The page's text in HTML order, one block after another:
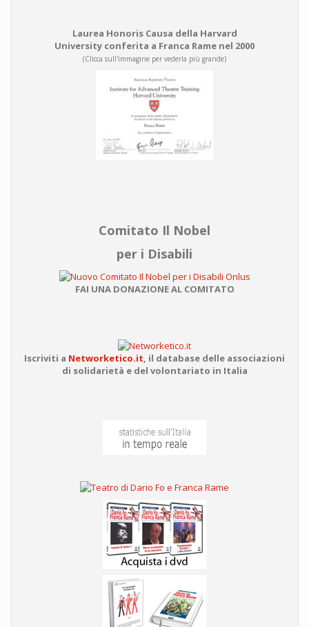
Laurea Honoris Causa della Harvard
University conferita a Franca Rame nel 2000
(Clicca sull'immagine per vederla più grande)
Comitato Il Nobel
per i Disabili
FAI UNA DONAZIONE AL COMITATO
Iscriviti a Networketico.it, il database delle associazioni
di solidarietà e del volontariato in Italia